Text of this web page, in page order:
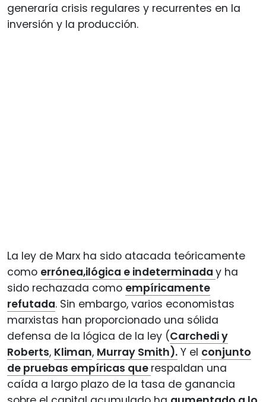
generaría crisis regulares y recurrentes en la
inversión y la producción.
La ley de Marx ha sido atacada teóricamente
como errónea,ilógica e indeterminada y ha
sido rechazada como empíricamente
refutada. Sin embargo, varios economistas
marxistas han proporcionado una sólida
defensa de la lógica de la ley (Carchedi y
Roberts, Kliman, Murray Smith). Y el conjunto
de pruebas empíricas que respaldan una
caída a largo plazo de la tasa de ganancia